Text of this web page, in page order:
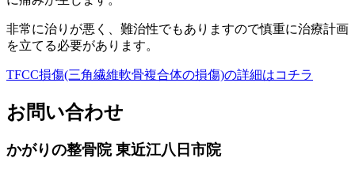
非常に治りが悪く、難治性でもありますので慎重に治療計画
を立てる必要があります。
TFCC損傷(三角繊維軟骨複合体の損傷)の詳細はコチラ
お問い合わせ
かがりの整骨院 東近江八日市院